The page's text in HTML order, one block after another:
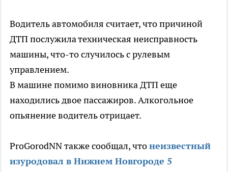
Водитель автомобиля считает, что причиной
ДТП послужила техническая неисправность
машины, что-то случилось с рулевым
управлением.
В машине помимо виновника ДТП еще
находились двое пассажиров. Алкогольное
опьянение водитель отрицает.
ProGorodNN также сообщал, чтонеизвестный
изуродовал в Нижнем Новгороде 5